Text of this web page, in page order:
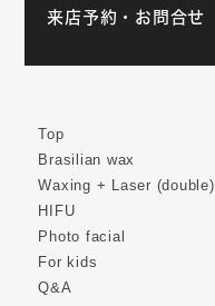
来店予約・お問合せ
Top
Brasilian wax
Waxing + Laser (double)
HIFU
Photo facial
For kids
Q&A